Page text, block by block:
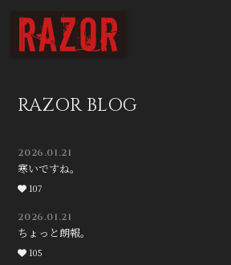
DISCOGRAPHY
CONTACT
Q&A
RAZOR BLOG
2026.01.21
寒いですね。
107
2026.01.21
ちょっと朗報。
105